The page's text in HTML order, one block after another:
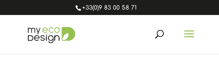
+33(0)9 83 00 58 71